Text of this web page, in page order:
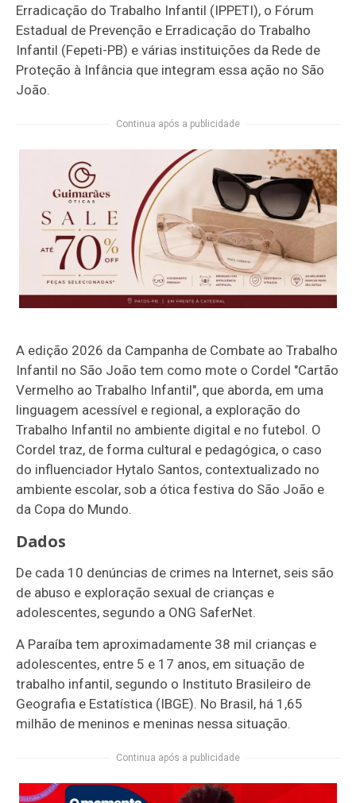
Erradicação do Trabalho Infantil (IPPETI), o Fórum
Estadual de Prevenção e Erradicação do Trabalho
Infantil (Fepeti-PB) e várias instituições da Rede de
Proteção à Infância que integram essa ação no São
João.
Continua após a publicidade
A edição 2026 da Campanha de Combate ao Trabalho
Infantil no São João tem como mote o Cordel "Cartão
Vermelho ao Trabalho Infantil", que aborda, em uma
linguagem acessível e regional, a exploração do
Trabalho Infantil no ambiente digital e no futebol. O
Cordel traz, de forma cultural e pedagógica, o caso
do influenciador Hytalo Santos, contextualizado no
ambiente escolar, sob a ótica festiva do São João e
da Copa do Mundo.
Dados
De cada 10 denúncias de crimes na Internet, seis são
de abuso e exploração sexual de crianças e
adolescentes, segundo a ONG SaferNet.
A Paraíba tem aproximadamente 38 mil crianças e
adolescentes, entre 5 e 17 anos, em situação de
trabalho infantil, segundo o Instituto Brasileiro de
Geografia e Estatística (IBGE). No Brasil, há 1,65
milhão de meninos e meninas nessa situação.
Continua após a publicidade